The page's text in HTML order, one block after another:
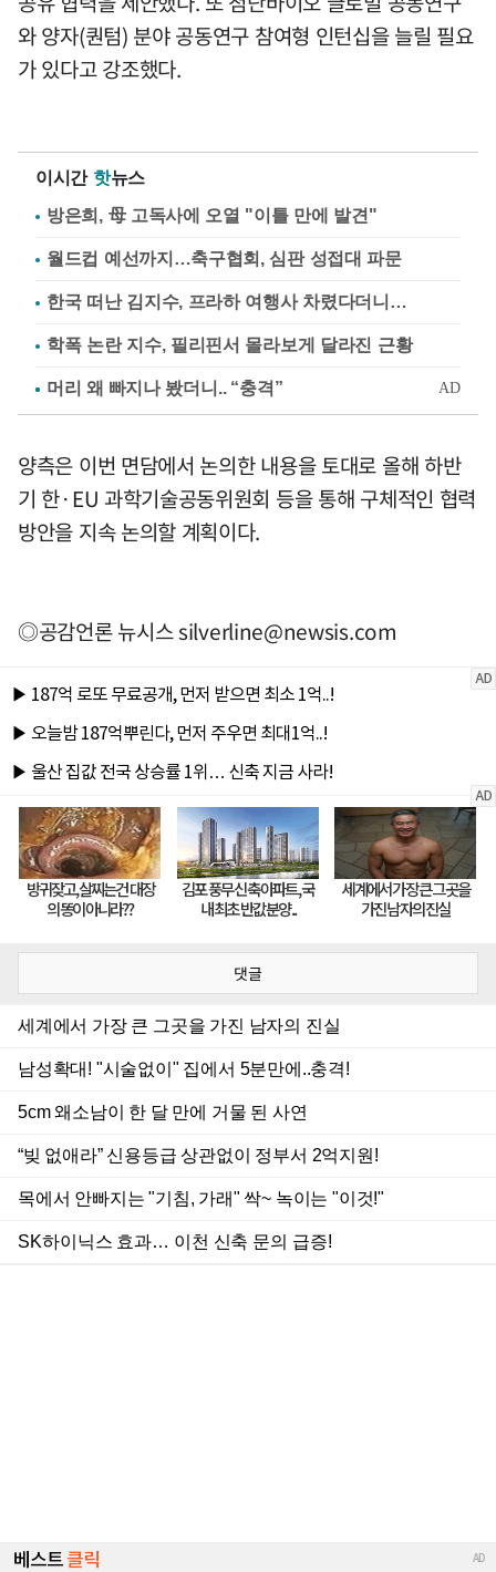
와 양자(퀀텀) 분야 공동연구 참여형 인턴십을 늘릴 필요
가 있다고 강조했다.
이시간 핫뉴스
방은희, 母 고독사에 오열 "이틀 만에 발견"
월드컵 예선까지…축구협회, 심판 성접대 파문
한국 떠난 김지수, 프라하 여행사 차렸다더니…
학폭 논란 지수, 필리핀서 몰라보게 달라진 근황
양측은 이번 면담에서 논의한 내용을 토대로 올해 하반
기 한·EU 과학기술공동위원회 등을 통해 구체적인 협력
방안을 지속 논의할 계획이다.
◎공감언론 뉴시스silverline@newsis.com
댓글